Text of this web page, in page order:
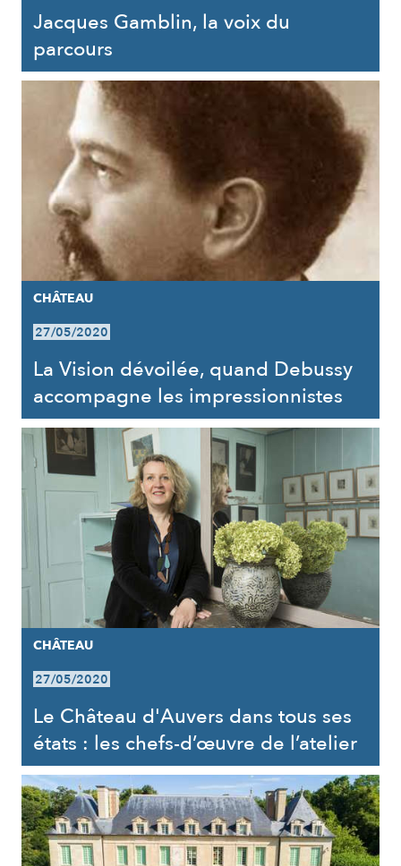
Jacques Gamblin, la voix du
parcours
CHÂTEAU
27/05/2020
La Vision dévoilée, quand Debussy
accompagne les impressionnistes
CHÂTEAU
27/05/2020
Le Château d'Auvers dans tous ses
états : les chefs-d’œuvre de l’atelier